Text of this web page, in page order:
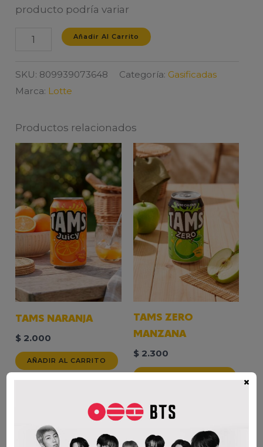
producto podría variar
MILKIS
250ml.
cantidad
Añadir Al Carrito
SKU: 809939073648 Categoría: Gasificadas
Marca: Lotte
Productos relacionados
TAMS NARANJA
$ 2.000
AÑADIR AL CARRITO
TAMS ZERO
MANZANA
$2.300
×